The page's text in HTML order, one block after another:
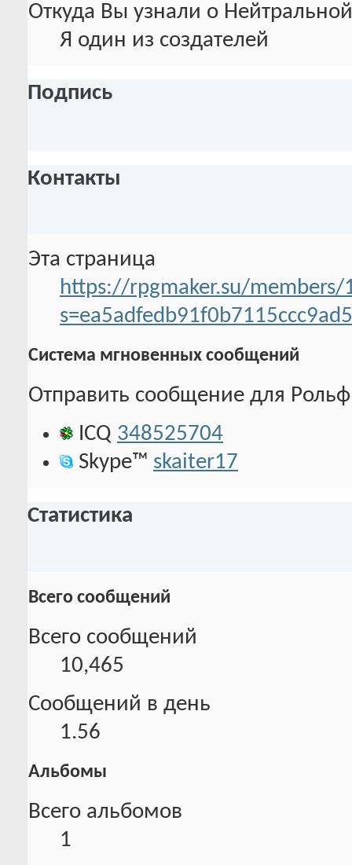
Откуда Вы узнали о
Я один из создателей
Подпись
Контакты
Эта страница
https://rpgmaker.su/members/
Система мгновенных сообщений
Отправить сообщение для
ICQ 348525704
Skype™ skaiter17
Статистика
Всего сообщений
Всего сообщений
10,465
Сообщений в день
1.56
Альбомы
Всего альбомов
1